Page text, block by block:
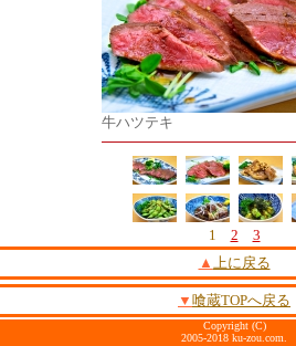
牛ハツテキ
1 2
3
▲ 上に戻る
▼ 喰蔵TOPへ戻る
Copyright (C)
2005-2018 ku-zou.com.